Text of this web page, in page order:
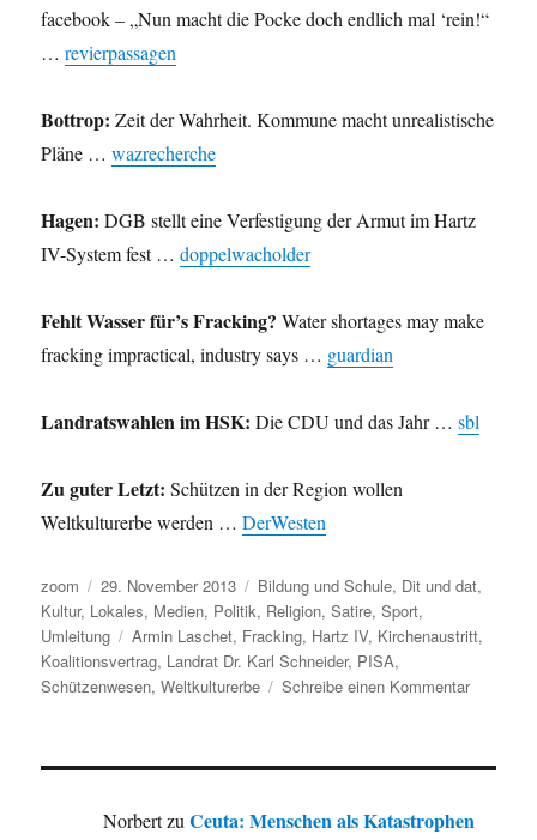
facebook – „Nun macht die Pocke doch endlich mal ‘rein!“
…revierpassagen
Bottrop: Zeit der Wahrheit. Kommune macht unrealistische
Pläne …wazrecherche
Hagen: DGB stellt eine Verfestigung der Armut im Hartz
IV-System fest …doppelwacholder
Fehlt Wasser für’s Fracking? Water shortages may make
fracking impractical, industry says … guardian
Landratswahlen im HSK: Die CDU und das Jahr …sbl
Zu guter Letzt: Schützen in der Region wollen
Weltkulturerbe werden …DerWesten
Autor
zoom
Veröffentlicht
am
29. November 2013 Kategorien
Bildung und Schule, Dit und dat,
Kultur, Lokales, Medien, Politik, Religion,Satire,Sport,
Umleitung
Schlagwörter
Armin Laschet, Fracking, Hartz IV, Kirchenaustritt,
Koalitionsvertrag, Landrat Dr. Karl Schneider, PISA,
Schützenwesen,Weltkulturerbe Schreibe einen Kommentarzu
in
NorbertzuCeuta: Menschen als Katastrophen